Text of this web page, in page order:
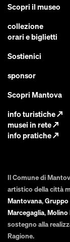
Scopri il museo
collezione
orari e biglietti
Sostienici
sponsor
Scopri Mantova
info turistiche↗
musei in rete↗
info pratiche↗
Il Comune di
artistico della città
Mantovana,
Marcegaglia,Molino
sostegno alla
Ragione.